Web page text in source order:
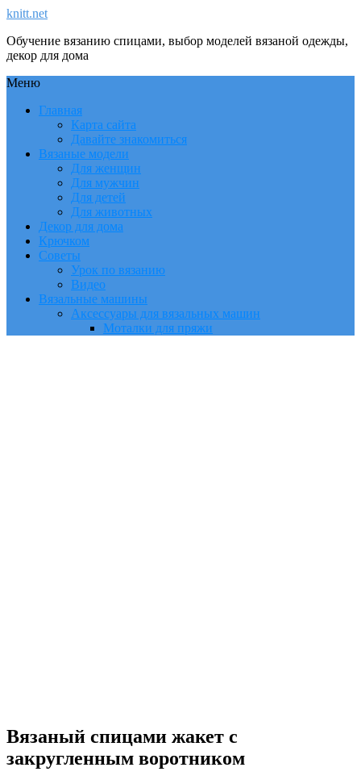
knitt.net
Обучение вязанию спицами, выбор моделей вязаной одежды,
декор для дома
Меню
Главная
Карта сайта
Давайте знакомиться
Вязаные модели
Для женщин
Для мужчин
Для детей
Для животных
Декор для дома
Крючком
Советы
Урок по вязанию
Видео
Вязальные машины
Аксессуары для вязальных машин
Моталки для пряжи
Вязаный спицами жакет с
закругленным воротником